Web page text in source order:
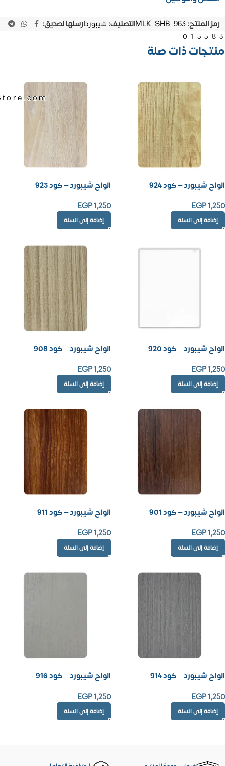
رمز المنتج:MLK-SHB-963التصنيف: شيبوردارسلها لصديق:
منتجات ذات صلة
الواح شيبورد – كود 924
EGP1,250
إضافة إلى السلة
الواح شيبورد – كود 923
EGP1,250
إضافة إلى السلة
الواح شيبورد – كود 920
EGP1,250
إضافة إلى السلة
الواح شيبورد – كود 908
EGP1,250
إضافة إلى السلة
الواح شيبورد – كود 901
EGP1,250
إضافة إلى السلة
الواح شيبورد – كود 911
EGP1,250
إضافة إلى السلة
الواح شيبورد – كود 914
EGP1,250
إضافة إلى السلة
الواح شيبورد – كود 916
EGP1,250
إضافة إلى السلة